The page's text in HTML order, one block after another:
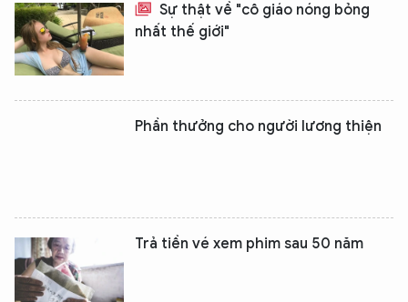
Sự thật về "cô giáo nóng bỏng
nhất thế giới"
Phần thưởng cho người lương thiện
Trả tiền vé xem phim sau 50 năm